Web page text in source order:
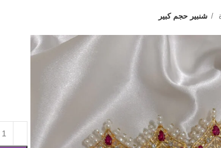
شنبير حجم كبير